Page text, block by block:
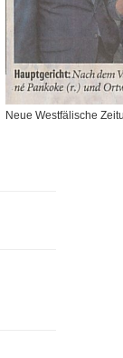
Neue Westfälische